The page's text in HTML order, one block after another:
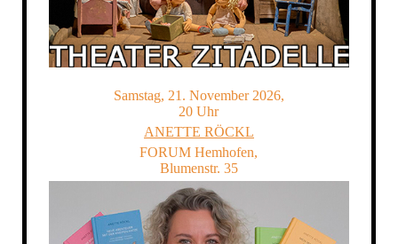
Samstag, 21. November 2026,
20 Uhr
ANETTE RÖCKL
FORUM Hemhofen,
Blumenstr. 35